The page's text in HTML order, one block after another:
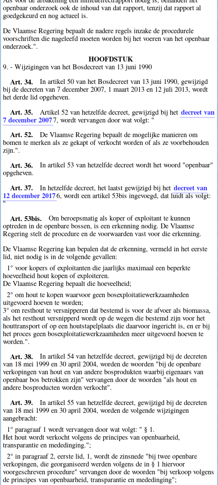
openbaar onderzoek ook de inhoud van dat rapport, tenzij dat rapport al
goedgekeurd en nog actueel is.
De Vlaamse Regering bepaalt de nadere regels inzake de procedurele
voorschriften die nageleefd moeten worden bij het voeren van het openbaar
onderzoek.".
HOOFDSTUK
9. - Wijzigingen van het Bosdecreet van 13 juni 1990
Art. 34.
In artikel 50 van het Bosdecreet van 13 juni 1990, gewijzigd
bij de decreten van 7 december 2007, 1 maart 2013 en 12 juli 2013, wordt
het derde lid opgeheven.
Art. 35. Artikel 52 van hetzelfde decreet, gewijzigd bij het decreet van
7 december 20077, wordt vervangen door wat volgt: "
Art. 52.
De Vlaamse Regering bepaalt de mogelijke manieren om
bomen te merken als ze gekapt of verkocht worden of als ze voorbehouden
zijn.".
Art. 36.
In artikel 53 van hetzelfde decreet wordt het woord "openbaar"
opgeheven.
Art. 37. In hetzelfde decreet, het laatst gewijzigd bij het decreet van
12 december 20176, wordt een artikel 53bis ingevoegd, dat luidt als volgt:
"
Art. 53bis.
Om beroepsmatig als koper of exploitant te kunnen
optreden in de openbare bossen, is een erkenning nodig. De Vlaamse
Regering stelt de procedure en de voorwaarden vast voor die erkenning.
De Vlaamse Regering kan bepalen dat de erkenning, vermeld in het eerste
lid, niet nodig is in de volgende gevallen:
1° voor kopers of exploitanten die jaarlijks maximaal een beperkte
hoeveelheid hout kopen of exploiteren.
De Vlaamse Regering bepaalt die hoeveelheid;
2° om hout te kopen waarvoor geen bosexploitatiewerkzaamheden
uitgevoerd hoeven te worden;
3° om resthout te versnipperen dat bestemd is voor de afvoer als biomassa,
als het resthout versnipperd wordt op de wegen die bestemd zijn voor het
houttransport of op een houtstapelplaats die daarvoor ingericht is, en er bij
het proces geen bosexploitatiewerkzaamheden meer uitgevoerd hoeven te
worden.".
Art. 38.
In artikel 54 van hetzelfde decreet, gewijzigd bij de decreten
van 18 mei 1999 en 30 april 2004, worden de woorden "bij de openbare
verkopingen van hout en van andere bosprodukten waarbij eigenaars van
openbaar bos betrokken zijn" vervangen door de woorden "als hout en
andere bosproducten worden verkocht".
Art. 39.
In artikel 55 van hetzelfde decreet, gewijzigd bij de decreten
van 18 mei 1999 en 30 april 2004, worden de volgende wijzigingen
aangebracht:
1° paragraaf 1 wordt vervangen door wat volgt: " § 1.
Het hout wordt verkocht volgens de principes van openbaarheid,
transparantie en mededinging.";
2° in paragraaf 2, eerste lid, 1, wordt de zinsnede "bij twee openbare
verkopingen, die georganiseerd werden volgens de in § 1 hiervoor
voorgeschreven procedure" vervangen door de woorden "bij verkoop volgens
de principes van openbaarheid, transparantie en mededinging";